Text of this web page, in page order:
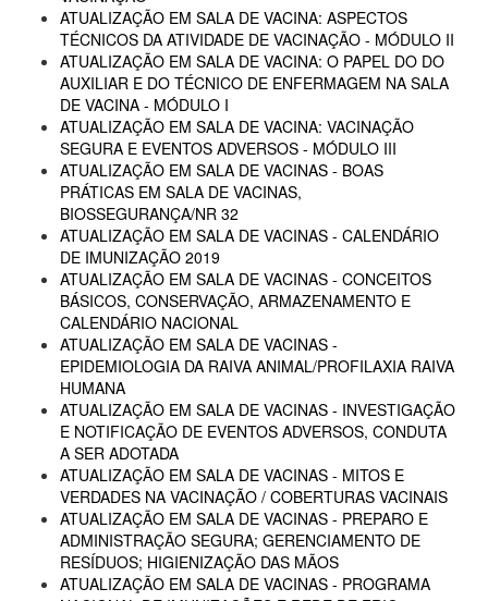
ATUALIZAÇÃO EM SALA DE VACINA: ASPECTOS
TÉCNICOS DA ATIVIDADE DE VACINAÇÃO - MÓDULO II
ATUALIZAÇÃO EM SALA DE VACINA: O PAPEL DO DO
AUXILIAR E DO TÉCNICO DE ENFERMAGEM NA SALA
DE VACINA - MÓDULO I
ATUALIZAÇÃO EM SALA DE VACINA: VACINAÇÃO
SEGURA E EVENTOS ADVERSOS - MÓDULO III
ATUALIZAÇÃO EM SALA DE VACINAS - BOAS
PRÁTICAS EM SALA DE VACINAS,
BIOSSEGURANÇA/NR 32
ATUALIZAÇÃO EM SALA DE VACINAS - CALENDÁRIO
DE IMUNIZAÇÃO 2019
ATUALIZAÇÃO EM SALA DE VACINAS - CONCEITOS
BÁSICOS, CONSERVAÇÃO, ARMAZENAMENTO E
CALENDÁRIO NACIONAL
ATUALIZAÇÃO EM SALA DE VACINAS -
EPIDEMIOLOGIA DA RAIVA ANIMAL/PROFILAXIA RAIVA
HUMANA
ATUALIZAÇÃO EM SALA DE VACINAS - INVESTIGAÇÃO
E NOTIFICAÇÃO DE EVENTOS ADVERSOS, CONDUTA
A SER ADOTADA
ATUALIZAÇÃO EM SALA DE VACINAS - MITOS E
VERDADES NA VACINAÇÃO / COBERTURAS VACINAIS
ATUALIZAÇÃO EM SALA DE VACINAS - PREPARO E
ADMINISTRAÇÃO SEGURA; GERENCIAMENTO DE
RESÍDUOS; HIGIENIZAÇÃO DAS MÃOS
ATUALIZAÇÃO EM SALA DE VACINAS - PROGRAMA